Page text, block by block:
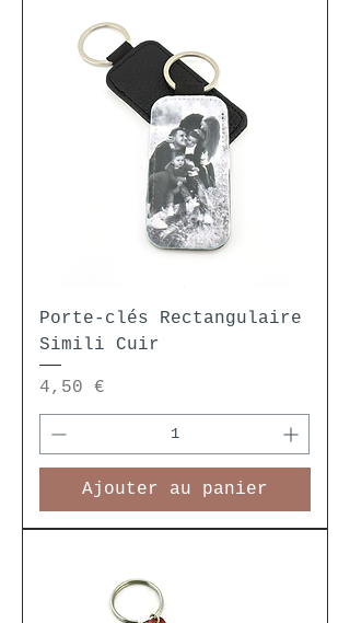
Porte-clés Rectangulaire
Simili Cuir
Prix
4,50 €
Ajouter au panier